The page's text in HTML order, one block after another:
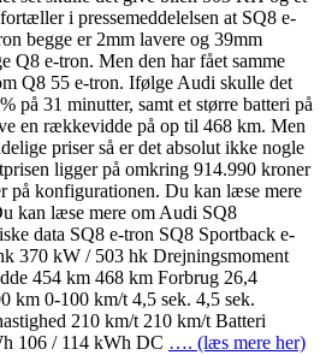
i pressemeddelelsen at SQ8 e-
begge er 2mm lavere og 39mm
Q8 e-tron. Men den har fået samme
Q8 55 e-tron. Ifølge Audi skulle det
på 31 minutter, samt et større batteri på
en rækkevidde på op til 468 km. Men
priser så er det absolut ikke nogle
ligger på omkring 914.990 kroner
på konfigurationen. Du kan læse mere
kan læse mere om Audi SQ8
data SQ8 e-tron SQ8 Sportback e-
370 kW / 503 hk Drejningsmoment
454 km 468 km Forbrug 26,4
km 0-100 km/t 4,5 sek. 4,5 sek.
210 km/t 210 km/t Batteri
106 / 114 kWh DC …. (læs mere her)